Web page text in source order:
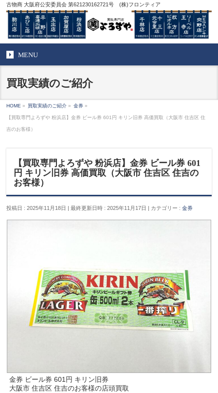
古物商 大阪府公安委員会 第621230162721号 (株)フロンティア
MENU
買取実績のご紹介
HOME » 買取実績のご紹介 » 金券 »
【買取専門よろずや 粉浜店】金券 ビール券 601円 キリン旧券 高価買取（大阪市 住吉区 住
吉のお客様）
【買取専門よろずや 粉浜店】金券 ビール券 601
円 キリン旧券 高価買取（大阪市 住吉区 住吉の
お客様）
投稿日 : 2025年11月18日 最終更新日時 : 2025年11月17日 カテゴリー :金券
金券 ビール券 601円 キリン旧券
大阪市 住吉区 住吉のお客様の店頭買取